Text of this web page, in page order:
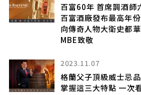
百富60年 首席調酒師
百富酒廠發布最高年
向傳奇人物大衛史都
MBE致敬
2023.11.07
格蘭父子頂級威士忌
掌握這三大特點 一次